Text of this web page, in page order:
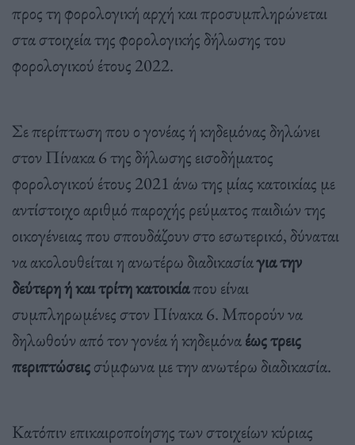
προς τη φορολογική αρχή και προσυμπληρώνεται
στα στοιχεία της φορολογικής δήλωσης του
φορολογικού έτους 2022.
Σε περίπτωση που ο γονέας ή κηδεμόνας δηλώνει
στον Πίνακα 6 της δήλωσης εισοδήματος
φορολογικού έτους 2021 άνω της μίας κατοικίας με
αντίστοιχο αριθμό παροχής ρεύματος παιδιών της
οικογένειας που σπουδάζουν στο εσωτερικό, δύναται
να ακολουθείται η ανωτέρω διαδικασίαγια την
δεύτερη ή και τρίτη κατοικίαπου είναι
συμπληρωμένες στον Πίνακα 6. Μπορούν να
δηλωθούν από τον γονέα ή κηδεμόναέως τρεις
περιπτώσειςσύμφωνα με την ανωτέρω διαδικασία.
Κατόπιν επικαιροποίησης των στοιχείων κύριας